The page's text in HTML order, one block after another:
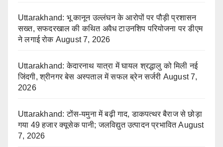
Uttarakhand: भू कानून उल्लंघन के आरोपों पर पौड़ी प्रशासन
सख्त, सफदरखाल की कथित अवैध टाउनशिप परियोजना पर डीएम
ने लगाई रोक August 7, 2026
Uttarakhand: केदारनाथ यात्रा में घायल श्रद्धालु को मिली नई
जिंदगी, श्रीनगर बेस अस्पताल में सफल ब्रेन सर्जरी August 7,
2026
Uttarakhand: टोंस-यमुना में बढ़ी गाद, डाकपत्थर बैराज से छोड़ा
गया 49 हजार क्यूसेक पानी; जलविद्युत उत्पादन प्रभावित August
7, 2026